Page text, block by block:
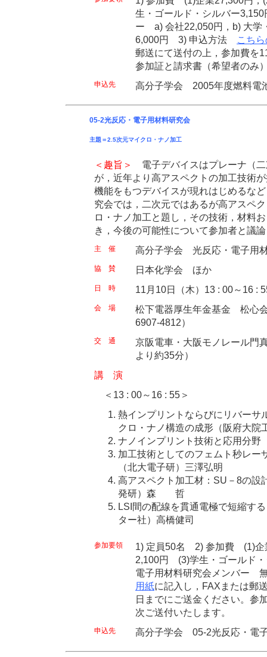
生・ゴールド・シルバー
ー a) 会社22,050円，b) 大
6,000円 3) 申込方法
こち
郵送にて送付の上，参加費を
参加証と請求書（希望者のみ
申込先 高分子学会 2005年度燃料電
05-2光反応・電子用材料研究会
主題＝2.5次元マイクロ・ナノ加工
＜趣旨＞
電子デバイスはプレーナ（
が，近年より高アスペクトの加工技術
機能をもつデバイスが現れはじめるな
究会では，二次元ではあるが高アスペ
ロ・ナノ加工と題し，その技術，材料
き，今後の可能性について参加者と議
主 催 高分子学会 光反応・電子用
協 賛 日本化学会 ほか
日 時 11月10日（木）13 : 00～16 :
会 場
松下電器厚生年金基金 松心
6907-4812）
交 通
京阪電車・大阪モノレール
より約35分）
講 演
＜13 : 00～16 : 55＞
熱インプリントならびにリバーサ
クロ・ナノ構造の成形（阪府大院
ナノインプリント技術と応用分野
加工技術としてのフェムト秒レー
（北大電子研）三澤弘明
高アスペクト加工材：SU－8の設
発研）森 哲
LSI間の配線を貫通電極で短縮す
ター社）高橋健司
参加要領
1) 定員50名 2) 参加費 (1)企
2,100円 (3)学生・ゴールド
電子用材料研究会メンバ
用紙に記入し，FAXまたは郵
日までにご送金ください。参
次ご送付いたします。
申込先 高分子学会 05-2光反応・電